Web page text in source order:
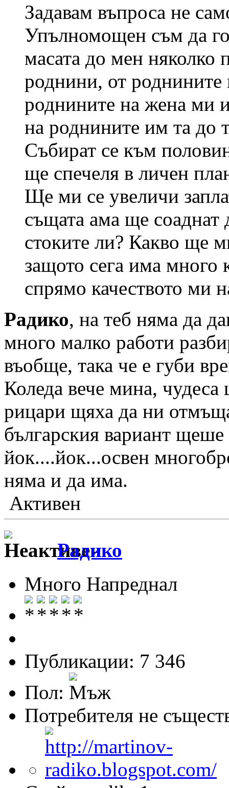
Задавам въпроса не
Упълномощен съм да
масата до мен няколко
роднини, от роднините
роднините на жена ми
на роднините им та до
Събират се към
ще спечеля в личен
Ще ми се увеличи
същата ама ще соаднат
стоките ли? Какво ще
защото сега има много
спрямо качеството ми
Радико, на теб няма да
много малко работи
въобще, така че е губи
Коледа вече мина,
рицари щяха да ни
българския вариант щеше
йок....йок...освен
няма и да има.
Активен
Радико
Много Напреднал
Публикации: 7 346
Пол:
Потребителя не